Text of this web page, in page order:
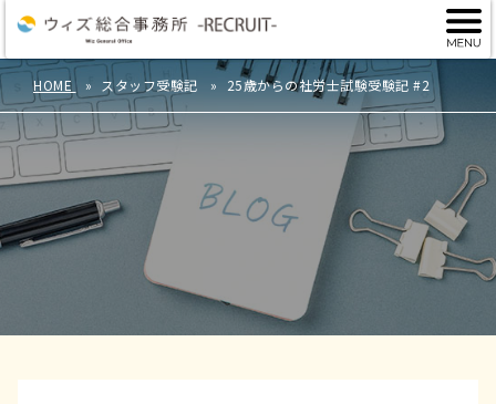
HOME スタッフ受験記 25歳からの社労士試験受験記 #2